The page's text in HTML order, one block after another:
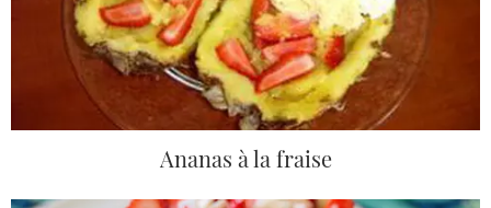
Ananas à la fraise